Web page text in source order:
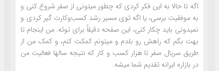
اگه تا حالا به این فکر کردی که چطور میتونی از صفر شروع کنی و
به موفقیت برسی، یا اگه توی مسیر رشد کسب‌وکارت گیر کردی و
نمیدونی باید چکار کنی، این صفحه دقیقاً برای توئه. من اینجام تا
بهت بگم که راهش رو بلدم و میتونم کمکت کنم، و کمک من از
طریق سریال صفر تا هزار کسب و کار که نتیجه سالها فعالیت من
در بازاره ایرانه تقدیم شما میشه.